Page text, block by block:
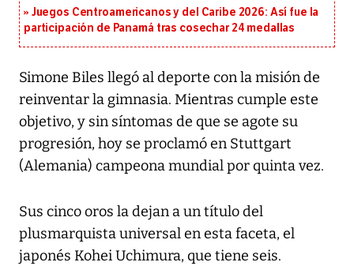
Juegos Centroamericanos y del Caribe 2026: Así fue la
participación de Panamá tras cosechar 24 medallas
Simone Biles llegó al deporte con la misión de
reinventar la gimnasia. Mientras cumple este
objetivo, y sin síntomas de que se agote su
progresión, hoy se proclamó en Stuttgart
(Alemania) campeona mundial por quinta vez.
Sus cinco oros la dejan a un título del
plusmarquista universal en esta faceta, el
japonés Kohei Uchimura, que tiene seis.